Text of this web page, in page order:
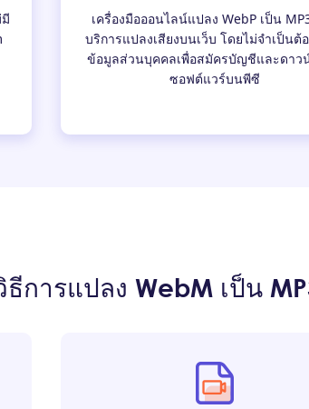
เครื่องมือออนไลน์แปลง WebP เป็น
บริการแปลงเสียงบนเว็บ โดยไม่จำเป็นต้
ข้อมูลส่วนบุคคลเพื่อสมัครบัญชีและดาว
ซอฟต์แวร์บนพีซี
ธีการแปลง WebM เป็น